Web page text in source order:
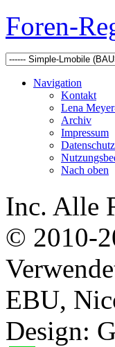
Foren-
Navigation
Kontakt
Lena
Archiv
Impressum
Nach oben
Inc. Alle
© 2010-
EBU,
Design: